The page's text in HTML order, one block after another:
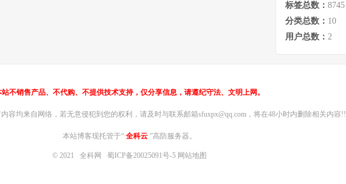
标签总数： 8745
分类总数： 10
用户总数： 2
站不销售产品、不代购、不提供技术支持，仅分享信息，请遵纪守法、文明上网。
内容均来自网络，若无意侵犯到您的权利，请及时与联系邮箱sfuxpx@qq.com，将在48小时内删除相关内容!!
本站博客现托管于“ 全科云 ”高防服务器。
© 2021 全科网 蜀ICP备20025091号-5 网站地图